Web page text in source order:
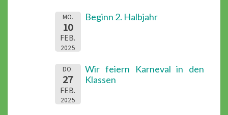
MO.
10
FEB.
2025
Beginn 2. Halbjahr
DO.
27
FEB.
2025
Wir feiern Karneval in den
Klassen